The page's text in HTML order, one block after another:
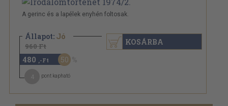
A gerinc és a lapélek enyhén foltosak.
Állapot: Jó
960 Ft
480 ,-Ft 50
pont kapható
KOSÁRBA